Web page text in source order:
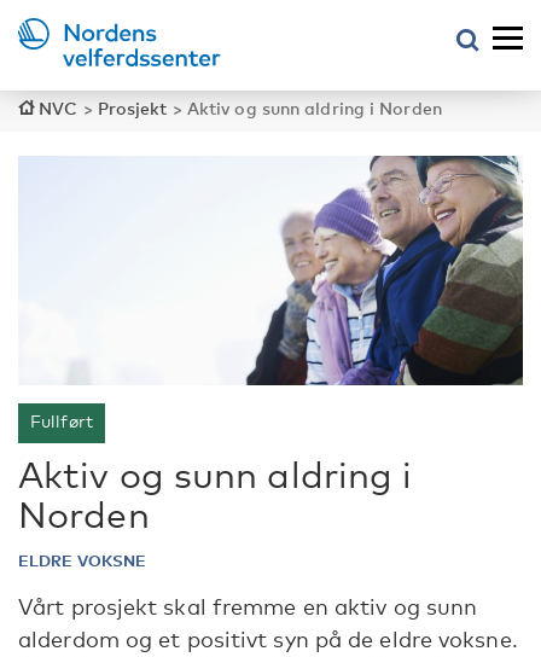
NVC > Prosjekt > Aktiv og sunn aldring i Norden
Fullført
Aktiv og sunn aldring i
Norden
ELDRE VOKSNE
Vårt prosjekt skal fremme en aktiv og sunn
alderdom og et positivt syn på de eldre voksne.